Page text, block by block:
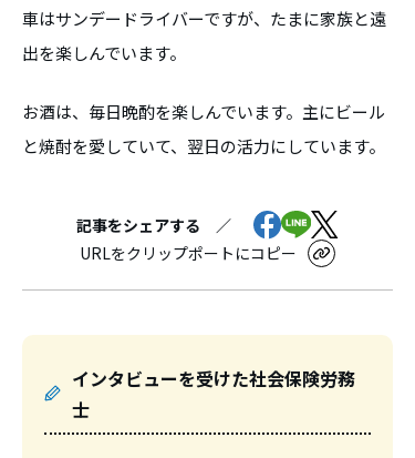
車はサンデードライバーですが、たまに家族と遠
出を楽しんでいます。
お酒は、毎日晩酌を楽しんでいます。主にビール
と焼酎を愛していて、翌日の活力にしています。
記事をシェアする ／
URLをクリップポートにコピー
インタビューを受けた社会保険労務
士